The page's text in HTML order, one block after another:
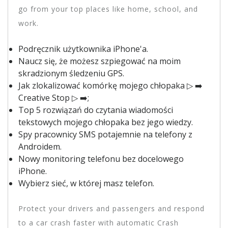
go from your top places like home, school, and
work.
Podręcznik użytkownika iPhone'a.
Naucz się, że możesz szpiegować na moim
skradzionym śledzeniu GPS.
Jak zlokalizować komórkę mojego chłopaka ▷ ➡️
Creative Stop ▷ ➡️;
Top 5 rozwiązań do czytania wiadomości
tekstowych mojego chłopaka bez jego wiedzy.
Spy pracownicy SMS potajemnie na telefony z
Androidem.
Nowy monitoring telefonu bez docelowego
iPhone.
Wybierz sieć, w której masz telefon.
Protect your drivers and passengers and respond
to a car crash faster with automatic Crash